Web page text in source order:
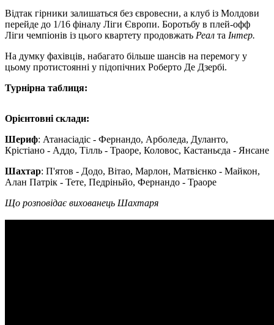
Відтак гірники залишаться без євровесни, а клуб із Молдови
перейде до 1/16 фіналу Ліги Європи. Боротьбу в плей-офф
Ліги чемпіонів із цього квартету продовжать Реал та Інтер.
На думку фахівців, набагато більше шансів на перемогу у
цьому протистоянні у підопічних Роберто Де Дзербі.
Турнірна таблиця:
Орієнтовні склади:
Шериф: Атанасіадіс - Фернандо, Арболеда, Дуланто,
Крістіано - Аддо, Тілль - Траоре, Коловос, Кастаньєда - Янсане
Шахтар: П'ятов - Додо, Вітао, Марлон, Матвієнко - Майкон,
Алан Патрік - Тете, Педріньйо, Фернандо - Траоре
Що розповідає вихованець Шахтаря